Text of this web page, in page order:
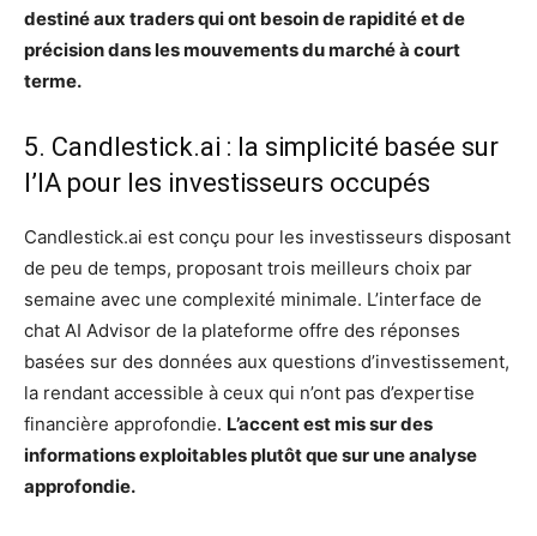
destiné aux traders qui ont besoin de rapidité et de
précision dans les mouvements du marché à court
terme.
5. Candlestick.ai : la simplicité basée sur
l’IA pour les investisseurs occupés
Candlestick.ai est conçu pour les investisseurs disposant
de peu de temps, proposant trois meilleurs choix par
semaine avec une complexité minimale. L’interface de
chat AI Advisor de la plateforme offre des réponses
basées sur des données aux questions d’investissement,
la rendant accessible à ceux qui n’ont pas d’expertise
financière approfondie. L’accent est mis sur des
informations exploitables plutôt que sur une analyse
approfondie.